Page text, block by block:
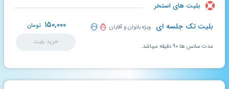
بلیت های استخر
بلیت تک جلسه ای ویژه بانوان و آقایان ۱۵۰,۰۰۰ تومان
خرید بلیت
مدت سانس ها ۹۰ دقیقه میباشد.